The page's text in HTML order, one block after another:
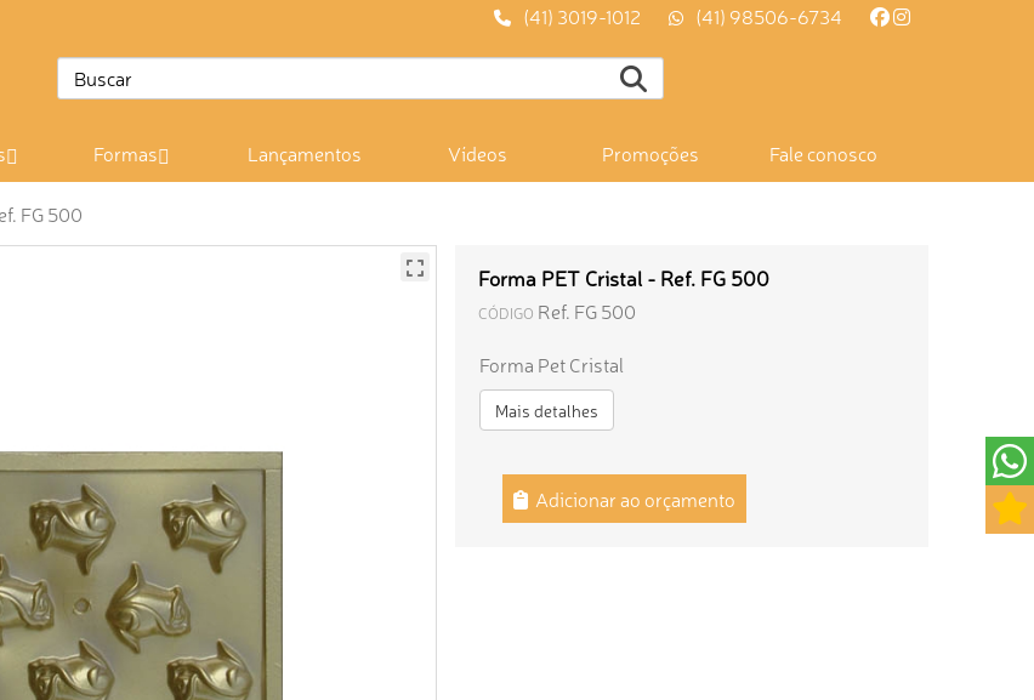
(41) 3019-1012 (41) 98506-6734
Formas Lançamentos Vídeos Promoções Fale conosco
FG 500
Forma PET Cristal - Ref. FG 500
CÓDIGO Ref. FG 500
Forma Pet Cristal
Mais detalhes
Adicionar ao orçamento